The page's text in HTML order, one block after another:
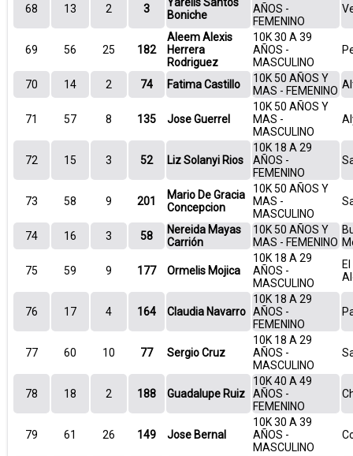
68 13 2 3
Boniche
AÑOS -
FEMENINO
69 56 25 182
Aleem Alexis
Herrera
Rodriguez
10K 30 A 39
AÑOS -
MASCULINO
70 14 2 74 Fatima Castillo
10K 50 AÑOS Y
MAS - FEMENINO
71 57 8 135 Jose Guerrel
10K 50 AÑOS Y
MAS -
MASCULINO
72 15 3 52 Liz Solanyi Rios
10K 18 A 29
AÑOS -
FEMENINO
73 58 9 201
Mario De Gracia
Concepcion
10K 50 AÑOS Y
MAS -
MASCULINO
74 16 3 58
Nereida Mayas
Carrión
10K 50 AÑOS Y
MAS - FEMENINO
75 59 9 177 Ormelis Mojica
10K 18 A 29
AÑOS -
MASCULINO
76 17 4 164 Claudia Navarro
10K 18 A 29
AÑOS -
FEMENINO
77 60 10 77 Sergio Cruz
10K 18 A 29
AÑOS -
MASCULINO
78 18 2 188 Guadalupe Ruiz
10K 40 A 49
AÑOS -
FEMENINO
79 61 26 149 Jose Bernal
10K 30 A 39
AÑOS -
MASCULINO